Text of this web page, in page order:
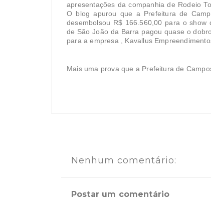
apresentações da companhia de Rodeio
O blog apurou que a Prefeitura de
desembolsou R$ 166.560,00 para o
de São João da Barra pagou quase o
para a empresa , Kavallus
Mais uma prova que a Prefeitura de
Nenhum comentário:
Postar um comentário